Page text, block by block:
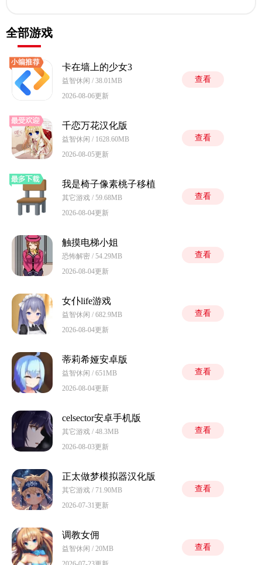
全部游戏
卡在墙上的少女3
益智休闲 / 38.01MB
2026-08-06更新
查看
千恋万花汉化版
益智休闲 / 1628.60MB
2026-08-05更新
查看
我是椅子像素桃子移植
其它游戏 / 59.68MB
2026-08-04更新
查看
触摸电梯小姐
恐怖解密 / 54.29MB
2026-08-04更新
查看
女仆life游戏
益智休闲 / 682.9MB
2026-08-04更新
查看
蒂莉希娅安卓版
益智休闲 / 651MB
2026-08-04更新
查看
celsector安卓手机版
其它游戏 / 48.3MB
2026-08-03更新
查看
正太做梦模拟器汉化版
其它游戏 / 71.90MB
2026-07-31更新
查看
调教女佣
益智休闲 / 20MB
查看